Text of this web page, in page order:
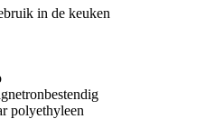
in de keuken
polyethyleen